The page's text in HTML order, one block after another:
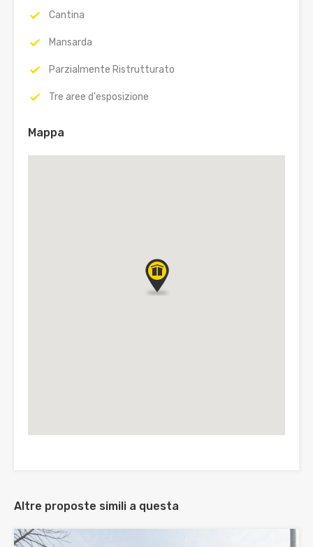
Cantina
Mansarda
Parzialmente Ristrutturato
Tre aree d'esposizione
Mappa
Altre proposte simili a questa